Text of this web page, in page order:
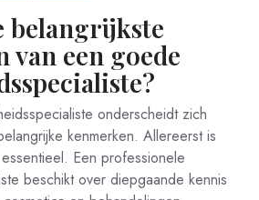
belangrijkste
van een goede
onderscheidt zich
kenmerken. Allereerst is
Een professionele
beschikt over diepgaande kennis